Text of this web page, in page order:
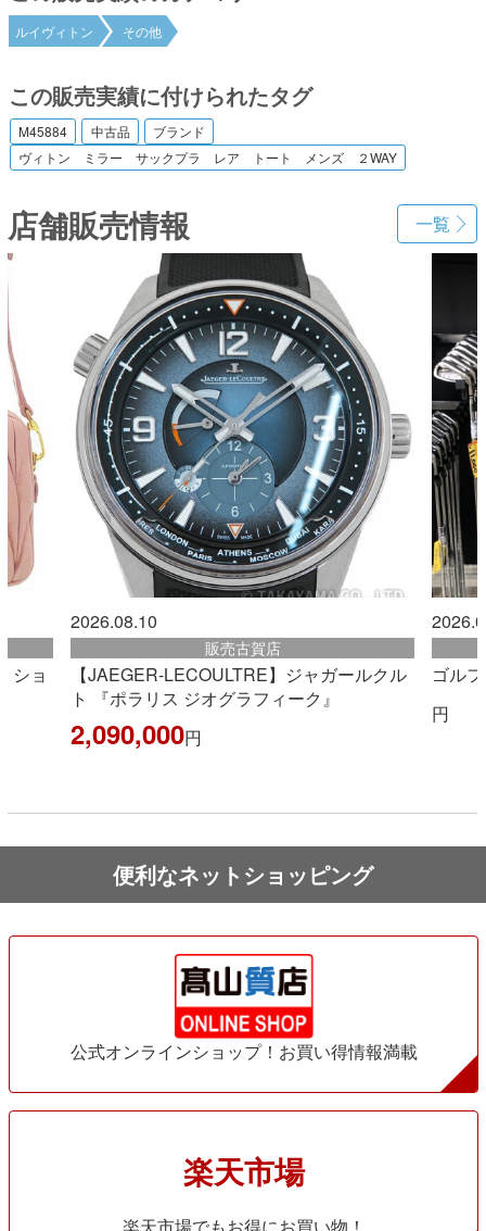
ルイヴィトン その他
この販売実績に付けられたタグ
M45884 中古品
ブランド
ヴィトン ミラー サックプラ レア トート メンズ ２WAY
一覧
店舗販売情報
ルクル
2026.08.09
販売姪浜店
ゴルフ用品値下げしました！
円
【
便利なネットショッピング
公式オンラインショップ！お買い得情報満載
楽天市場
楽天市場でもお得にお買い物！